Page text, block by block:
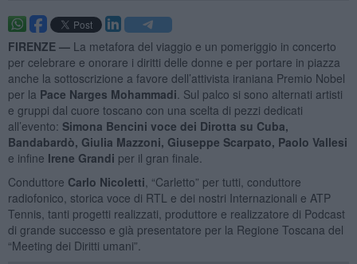
FIRENZE — La metafora del viaggio e un pomeriggio in concerto
per celebrare e onorare i diritti delle donne e per portare in piazza
anche la sottoscrizione a favore dell’attivista iraniana Premio Nobel
per la Pace Narges Mohammadi . Sul palco si sono alternati artisti
e gruppi dal cuore toscano con una scelta di pezzi dedicati
all’evento: Simona Bencini voce dei Dirotta su Cuba,
Bandabardò, Giulia Mazzoni, Giuseppe Scarpato, Paolo Vallesi
e infine Irene Grandi per il gran finale.
Conduttore Carlo Nicoletti , “Carletto” per tutti, conduttore
radiofonico, storica voce di RTL e dei nostri Internazionali e ATP
Tennis, tanti progetti realizzati, produttore e realizzatore di Podcast
di grande successo e già presentatore per la Regione Toscana del
“Meeting dei Diritti umani”.